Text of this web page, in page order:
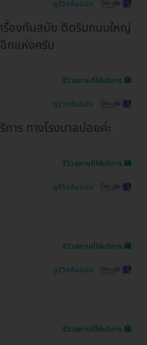
ดูรีวิวต้นฉบับ
รื่องทันสมัย ติดริมถนนใหญ่
กแห่งครับ
รีวิวสถานที่ให้บริการ 🏥
ดูรีวิวต้นฉบับ
าร ทางโรงบาลบ่อยค่ะ
รีวิวสถานที่ให้บริการ 🏥
ดูรีวิวต้นฉบับ
รีวิวสถานที่ให้บริการ 🏥
ดูรีวิวต้นฉบับ
รีวิวสถานที่ให้บริการ 🏥